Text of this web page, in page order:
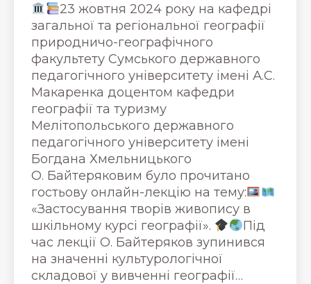
23 жовтня 2024 року на кафедрі
загальної та регіональної географії
природничо-географічного
факультету Сумського державного
педагогічного університету імені А.С.
Макаренка доцентом кафедри
географії та туризму
Мелітопольського державного
педагогічного університету імені
Богдана Хмельницького
О. Байтеряковим було прочитано
гостьову онлайн-лекцію на тему:
«Застосування творів живопису в
шкільному курсі географії».
Під
час лекції О. Байтеряков зупинився
на значенні культурологічної
складової у вивченні географії…